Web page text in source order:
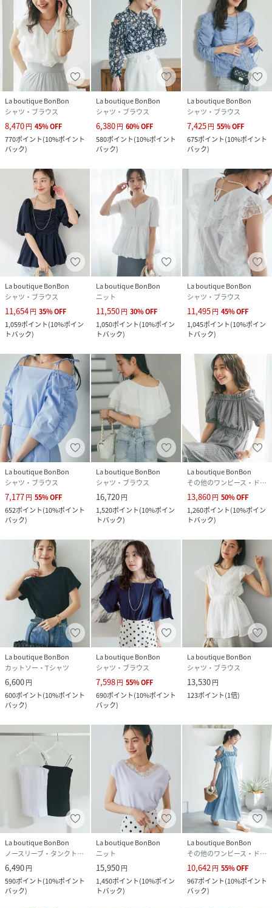
La boutique BonBon
シャツ・ブラウス
8,470円 45%OFF
770ポイント(10%ポイント
バック)
La boutique BonBon
シャツ・ブラウス
6,380円 60%OFF
580ポイント(10%ポイント
バック)
La boutique BonBon
シャツ・ブラウス
7,425円 55%OFF
675ポイント(10%ポイント
バック)
La boutique BonBon
シャツ・ブラウス
11,654円 35%OFF
1,059ポイント(10%ポイン
トバック)
La boutique BonBon
ニット
11,550円 30%OFF
1,050ポイント(10%ポイン
トバック)
La boutique BonBon
シャツ・ブラウス
11,495円 45%OFF
1,045ポイント(10%ポイン
トバック)
La boutique BonBon
シャツ・ブラウス
7,177円 55%OFF
652ポイント(10%ポイント
バック)
La boutique BonBon
シャツ・ブラウス
16,720円
1,520ポイント(10%ポイン
トバック)
La boutique BonBon
その他のワンピース・ドレス
13,860円 50%OFF
1,260ポイント(10%ポイン
トバック)
La boutique BonBon
カットソー・Tシャツ
6,600円
600ポイント(10%ポイント
バック)
La boutique BonBon
シャツ・ブラウス
7,598円 55%OFF
690ポイント(10%ポイント
バック)
La boutique BonBon
シャツ・ブラウス
13,530円
123ポイント(1倍)
La boutique BonBon
ノースリーブ・タンクトップ
6,490円
590ポイント(10%ポイント
バック)
La boutique BonBon
ニット
15,950円
1,450ポイント(10%ポイン
トバック)
La boutique BonBon
その他のワンピース・ドレス
10,642円 55%OFF
967ポイント(10%ポイント
バック)